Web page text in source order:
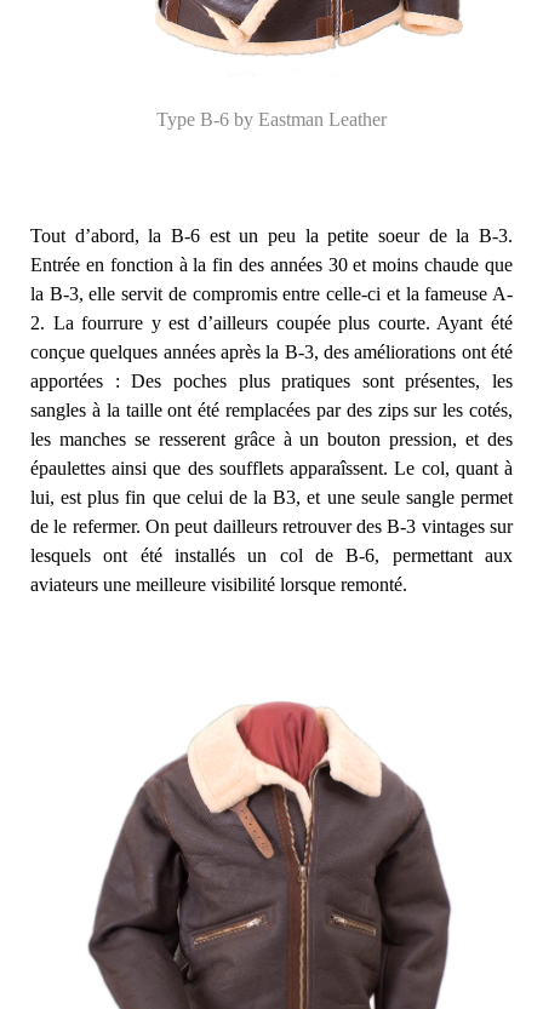
Type B-6 by Eastman Leather
Tout d’abord, la B-6 est un peu la petite soeur de la B-3.
Entrée en fonction à la fin des années 30 et moins chaude que
la B-3, elle servit de compromis entre celle-ci et la fameuse A-
2. La fourrure y est d’ailleurs coupée plus courte. Ayant été
conçue quelques années après la B-3, des améliorations ont été
apportées : Des poches plus pratiques sont présentes, les
sangles à la taille ont été remplacées par des zips sur les cotés,
les manches se resserent grâce à un bouton pression, et des
épaulettes ainsi que des soufflets apparaîssent. Le col, quant à
lui, est plus fin que celui de la B3, et une seule sangle permet
de le refermer. On peut dailleurs retrouver des B-3 vintages sur
lesquels ont été installés un col de B-6, permettant aux
aviateurs une meilleure visibilité lorsque remonté.